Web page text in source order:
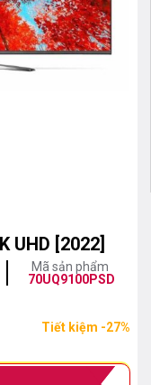
UHD [2022]
Mã sản phẩm
70UQ9100PSD
Tiết kiệm -27%